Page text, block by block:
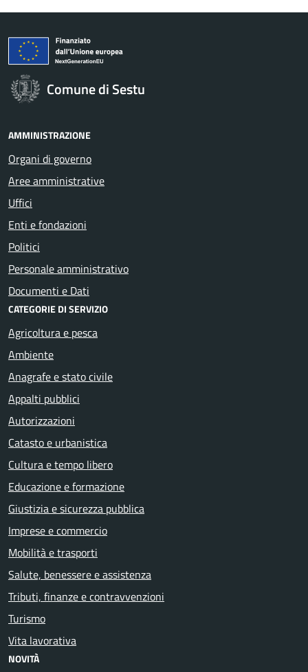
Comune di Sestu
AMMINISTRAZIONE
Organi di governo
Aree amministrative
Uffici
Enti e fondazioni
Politici
Personale amministrativo
Documenti e Dati
CATEGORIE DI SERVIZIO
Agricoltura e pesca
Ambiente
Anagrafe e stato civile
Appalti pubblici
Autorizzazioni
Catasto e urbanistica
Cultura e tempo libero
Educazione e formazione
Giustizia e sicurezza pubblica
Imprese e commercio
Mobilità e trasporti
Salute, benessere e assistenza
Tributi, finanze e contravvenzioni
Turismo
Vita lavorativa
NOVITÀ